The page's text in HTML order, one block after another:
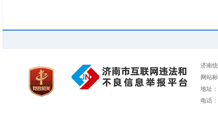
济南
网站
地址
电话